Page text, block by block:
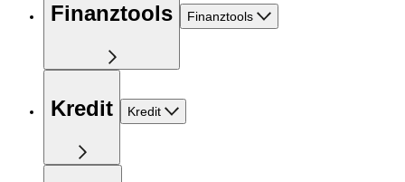
Finanztools Finanztools
Kredit Kredit